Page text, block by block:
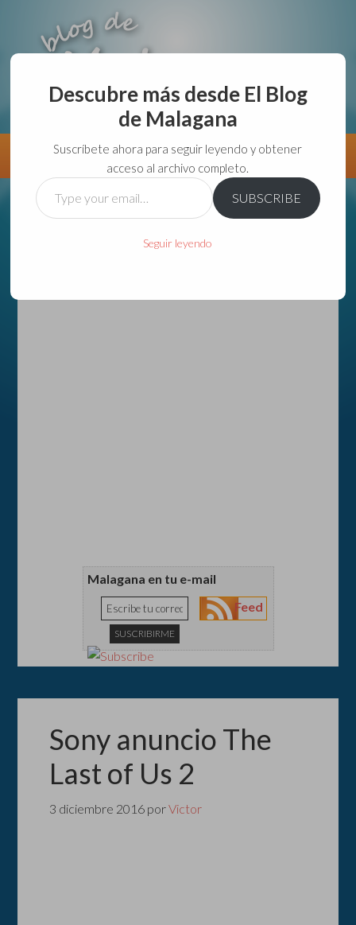
aunque lo haga de malas lo hago....
Información Directorio VivirGuadalajara
Malagana en tu e-mail
Feed
Sony anuncio The
Last of Us 2
3 diciembre 2016 porVictor
Descubre más desde El Blog
de Malagana
Suscríbete ahora para seguir leyendo y obtener
acceso al archivo completo.
Type
your
SUBSCRIBE
Seguir leyendo